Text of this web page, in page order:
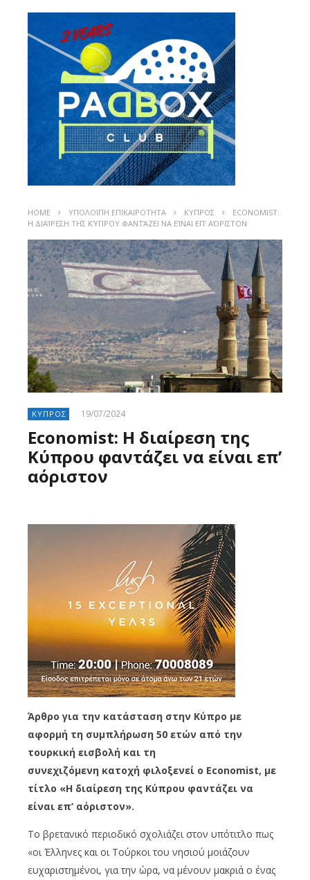
HOME ΥΠΟΛΟΙΠΗ ΕΠΙΚΑΙΡΟΤΗΤΑ ΚΥΠΡΟΣ
ECONOMIST:
Η ΔΙΑΊΡΕΣΗ ΤΗΣ ΚΎΠΡΟΥ ΦΑΝΤΆΖΕΙ ΝΑ ΕΊΝΑΙ ΕΠ’ ΑΌΡΙΣΤΟΝ
ΚΥΠΡΟΣ 19/07/2024
Economist: Η διαίρεση της
Κύπρου φαντάζει να είναι επ’
αόριστον
Άρθρο για την κατάσταση στην Κύπρο με
αφορμή τη συμπλήρωση 50 ετών από την
τουρκική εισβολή και τη
συνεχιζόμενη κατοχή φιλοξενεί ο Economist, με
τίτλο «Η διαίρεση της Κύπρου φαντάζει να
είναι επ’ αόριστον».
Το βρετανικό περιοδικό σχολιάζει στον υπότιτλο πως
«οι Έλληνες και οι Τούρκοι του νησιού μοιάζουν
ευχαριστημένοι, για την ώρα, να μένουν μακριά ο ένας